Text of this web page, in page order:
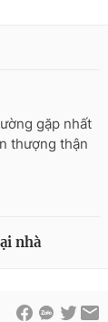
gặp nhất
thượng thận
nhà